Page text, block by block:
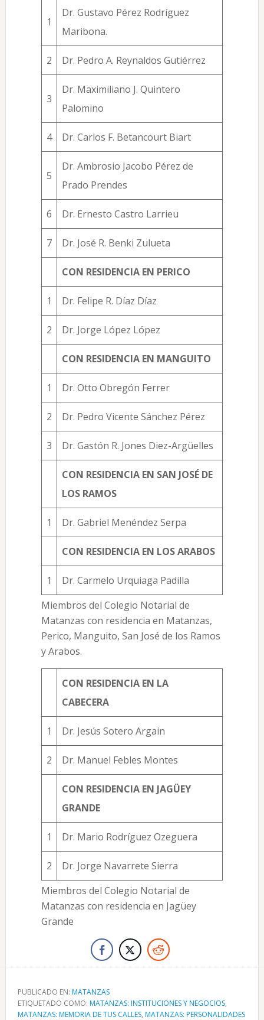
1
Dr. Gustavo Pérez Rodríguez
Maribona.
2 Dr. Pedro A. Reynaldos Gutiérrez
3
Dr. Maximiliano J. Quintero
Palomino
4 Dr. Carlos F. Betancourt Biart
5
Dr. Ambrosio Jacobo Pérez de
Prado Prendes
6 Dr. Ernesto Castro Larrieu
7 Dr. José R. Benki Zulueta
CON RESIDENCIA EN PERICO
1 Dr. Felipe R. Díaz Díaz
2 Dr. Jorge López López
CON RESIDENCIA EN MANGUITO
1 Dr. Otto Obregón Ferrer
2 Dr. Pedro Vicente Sánchez Pérez
3 Dr. Gastón R. Jones Diez-Argüelles
CON RESIDENCIA EN SAN JOSÉ DE
LOS RAMOS
1 Dr. Gabriel Menéndez Serpa
CON RESIDENCIA EN LOS ARABOS
1
Dr. Carmelo Urquiaga Padilla
Miembros del Colegio Notarial de
Matanzas con residencia en Matanzas,
Perico, Manguito, San José de los Ramos
y Arabos.
CON RESIDENCIA EN LA
CABECERA
1 Dr. Jesús Sotero Argain
2 Dr. Manuel Febles Montes
CON RESIDENCIA EN JAGÜEY
GRANDE
1 Dr. Mario Rodríguez Ozeguera
2
Dr. Jorge Navarrete Sierra
Miembros del Colegio Notarial de
Matanzas con residencia en Jagüey
Grande
PUBLICADO EN: MATANZAS
ETIQUETADO COMO: MATANZAS: INSTITUCIONES Y NEGOCIOS,
MATANZAS: MEMORIA DE TUS CALLES, MATANZAS: PERSONALIDADES